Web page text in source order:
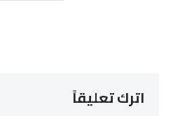
اترك تعليقاً